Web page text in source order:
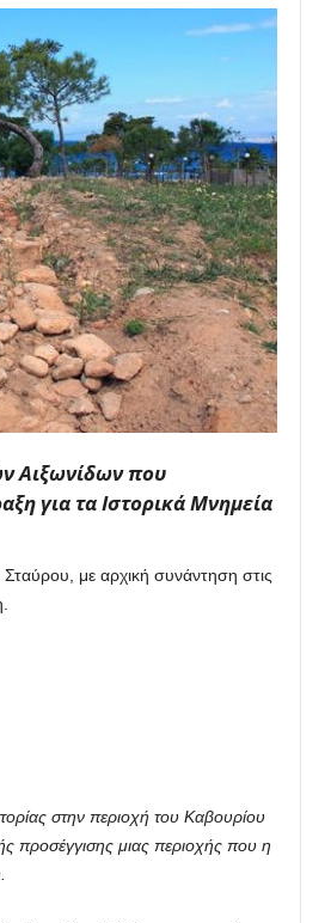
Αιξωνίδων που
για τα Ιστορικά Μνημεία
με αρχική συνάντηση στις
στην περιοχή του Καβουρίου
προσέγγισης μιας περιοχής που η